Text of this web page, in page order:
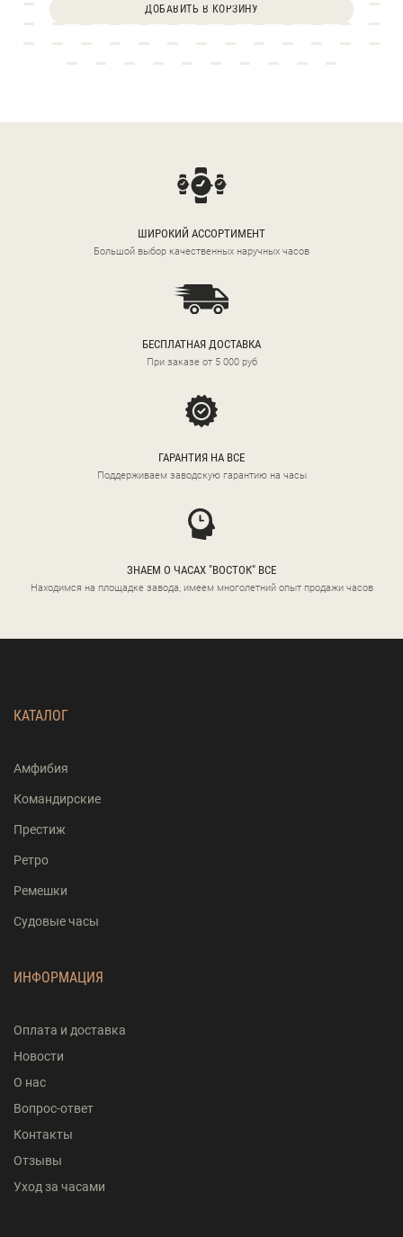
ДОБАВИТЬ В КОРЗИНУ
ШИРОКИЙ АССОРТИМЕНТ
Большой выбор качественных наручных часов
БЕСПЛАТНАЯ ДОСТАВКА
При заказе от 5 000 руб
ГАРАНТИЯ НА ВСЕ
Поддерживаем заводскую гарантию на часы
ЗНАЕМ О ЧАСАХ "ВОСТОК" ВСЕ
Находимся на площадке завода, имеем многолетний опыт продажи часов
КАТАЛОГ
Амфибия
Командирские
Престиж
Ретро
Ремешки
Судовые часы
ИНФОРМАЦИЯ
Оплата и доставка
Новости
О нас
Вопрос-ответ
Контакты
Отзывы
Уход за часами